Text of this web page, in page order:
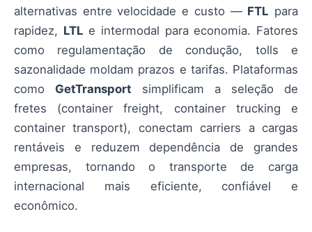
alternativas entre velocidade e custo — FTL para
rapidez, LTL e intermodal para economia. Fatores
como regulamentação de condução, tolls e
sazonalidade moldam prazos e tarifas. Plataformas
como GetTransport simplificam a seleção de
fretes (container freight, container trucking e
container transport), conectam carriers a cargas
rentáveis e reduzem dependência de grandes
empresas, tornando o transporte de carga
internacional mais eficiente, confiável e
econômico.